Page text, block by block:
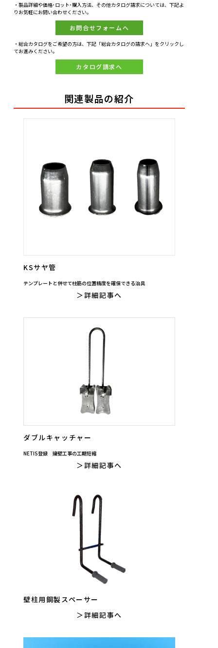
・製品詳細や価格･ロット･購入方法、その他カタログ請求については、下記よ
りお気軽にお問い合わせください。
お問合せフォームへ
・総合カタログをご希望の方は、下記「総合カタログの請求へ」をクリックし
てお進みください。
カタログ請求へ
関連製品の紹介
KSサヤ管
テンプレートと併せて柱筋の位置精度を確保できる治具
詳細記事へ
ダブルキャッチャー
NETIS登録 擁壁工事の工期短縮
詳細記事へ
壁柱用鋼製スペーサー
詳細記事へ